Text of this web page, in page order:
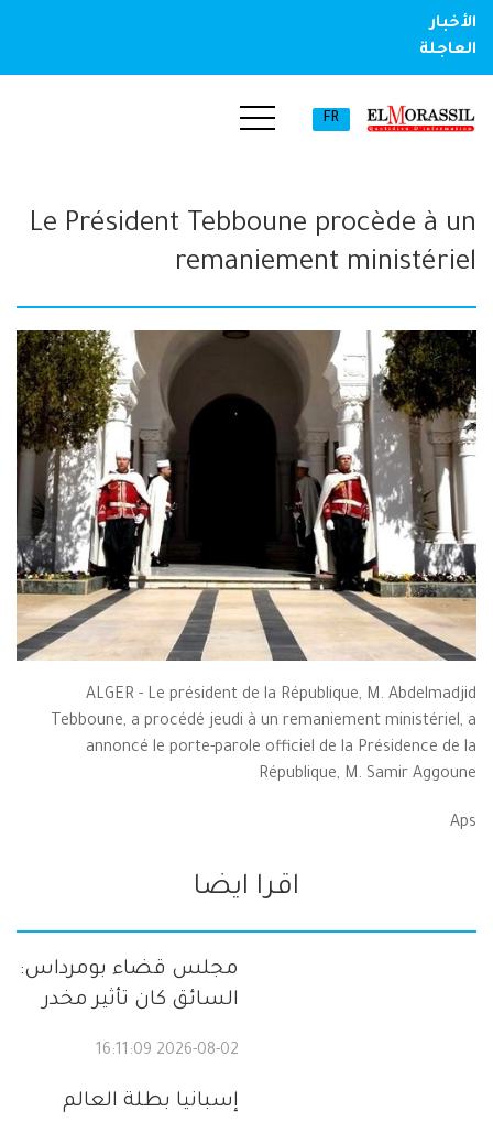
الأخبار
العاجلة
FR
Le Président Tebboune procède à un
remaniement ministériel
ALGER - Le président de la République, M. Abdelmadjid
Tebboune, a procédé jeudi à un remaniement ministériel, a
annoncé le porte-parole officiel de la Présidence de la
République, M. Samir Aggoune
Aps
اقرا ايضا
مجلس قضاء بومرداس:
السائق كان تأثير مخدر
2026-08-02 16:11:09
إسبانيا بطلة العالم